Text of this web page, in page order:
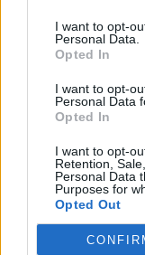
I want to opt-
Personal Data.
Opted In
I want to opt-
Personal Data
Opted In
I want to opt-
Retention,
Personal Data
Purposes for
Opted Out
V. Zalužno
Ukrainos
prieš mirtį: „Tai
ženklas“
Žinios | Lietuvos